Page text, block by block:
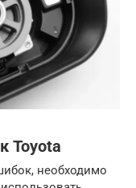
Toyota
необходимо